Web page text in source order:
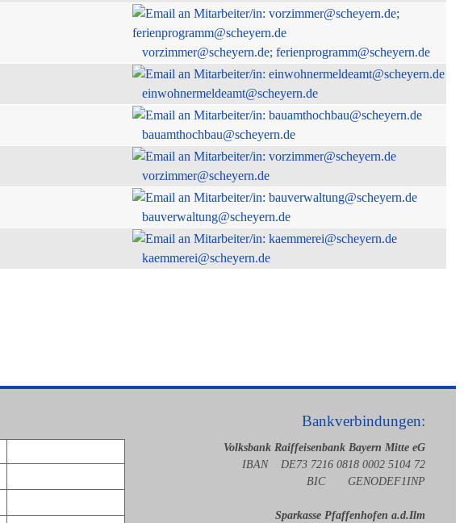
vorzimmer@scheyern.de; ferienprogramm@scheyern.de
einwohnermeldeamt@scheyern.de
bauamthochbau@scheyern.de
vorzimmer@scheyern.de
bauverwaltung@scheyern.de
kaemmerei@scheyern.de
Bankverbindungen:
Volksbank Raiffeisenbank Bayern Mitte eG
IBAN DE73 7216 0818 0002 5104 72
BIC GENODEF1INP
Sparkasse Pfaffenhofen a.d.Ilm